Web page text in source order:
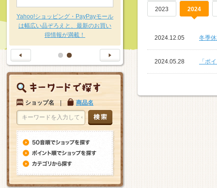
2023 2024
2024.12.05 冬季
2024.05.28 「ポ
Yahoo!ショッピング・PayPayモール
は幅広い品ぞろえと、最新のお買い
得情報が満載！
ショップ名 | 商品名